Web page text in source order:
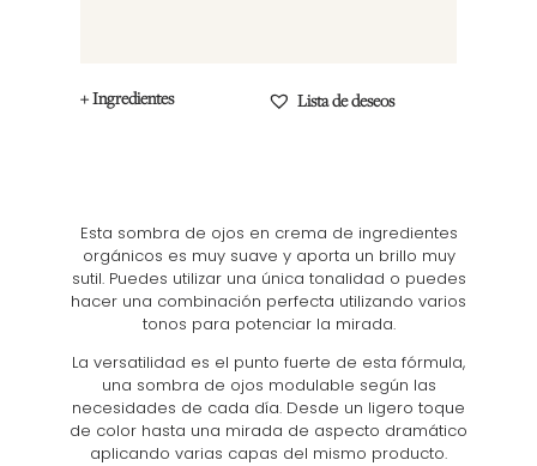
+ Ingredientes Lista de deseos
Esta sombra de ojos en crema de ingredientes
orgánicos es muy suave y aporta un brillo muy
sutil. Puedes utilizar una única tonalidad o puedes
hacer una combinación perfecta utilizando varios
tonos para potenciar la mirada.
La versatilidad es el punto fuerte de esta fórmula,
una sombra de ojos modulable según las
necesidades de cada día. Desde un ligero toque
de color hasta una mirada de aspecto dramático
aplicando varias capas del mismo producto.